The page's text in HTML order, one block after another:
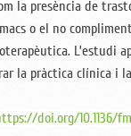
la presència de
o el no
L’estudi
la pràctica clínica i
doi.org/10.1136/